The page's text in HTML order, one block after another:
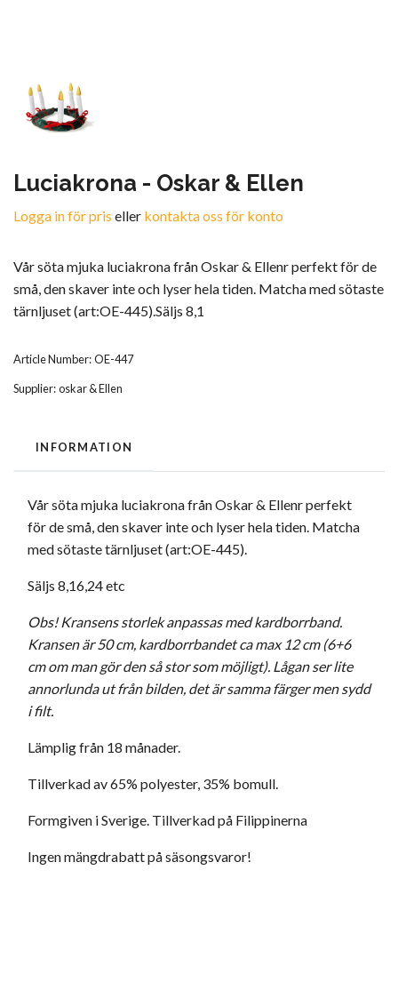
Luciakrona - Oskar & Ellen
Logga in för pris eller kontakta oss för konto
Vår söta mjuka luciakrona från Oskar & Ellenr perfekt för de
små, den skaver inte och lyser hela tiden. Matcha med sötaste
tärnljuset (art:OE-445).Säljs 8,1
Article Number:OE-447
Supplier:oskar & Ellen
INFORMATION
Vår söta mjuka luciakrona från Oskar & Ellenr perfekt
för de små, den skaver inte och lyser hela tiden. Matcha
med sötaste tärnljuset (art:OE-445).
Säljs 8,16,24 etc
Obs! Kransens storlek anpassas med kardborrband.
Kransen är 50 cm, kardborrbandet ca max 12 cm (6+6
cm om man gör den så stor som möjligt). Lågan ser lite
annorlunda ut från bilden, det är samma färger men sydd
i filt.
Lämplig från 18 månader.
Tillverkad av 65% polyester, 35% bomull.
Formgiven i Sverige. Tillverkad på Filippinerna
Ingen mängdrabatt på säsongsvaror!